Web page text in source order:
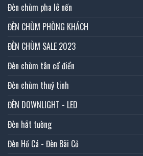
Đèn chùm pha lê nến
ĐÈN CHÙM PHÒNG KHÁCH
ĐÈN CHÙM SALE 2023
Đèn chùm tân cổ điển
Đèn chùm thuỷ tinh
ĐÈN DOWNLIGHT - LED
Đèn hắt tường
Đèn Hồ Cá - Đèn Bãi Cỏ